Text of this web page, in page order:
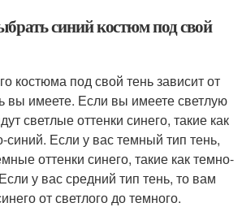
синий костюм под свой
костюма под свой тень зависит от
вы имеете. Если вы имеете светлую
светлые оттенки синего, такие как
синий. Если у вас темный тип тень,
оттенки синего, такие как темно-
у вас средний тип тень, то вам
от светлого до темного.